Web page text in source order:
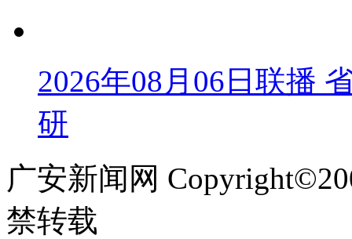
2026年08月06日联播
研
广安新闻网
禁转载